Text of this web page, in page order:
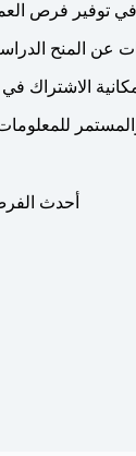
توفير فرص
عن المنح
الاشتراك
أحدث